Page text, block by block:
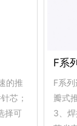
的推
芯；
择可
F系
F系
瓣式
3、